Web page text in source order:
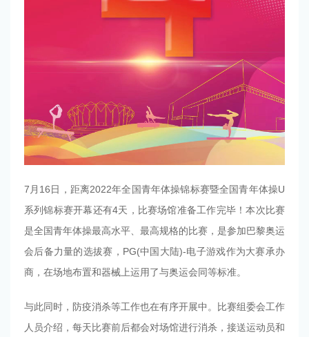
7月16日，距离2022年全国青年体操锦标赛暨全国青年体操U
系列锦标赛开幕还有4天，比赛场馆准备工作完毕！本次比赛
是全国青年体操最高水平、最高规格的比赛，是参加巴黎奥运
会后备力量的选拔赛，PG(中国大陆)-电子游戏作为大赛承办
商，在场地布置和器械上运用了与奥运会同等标准。
与此同时，防疫消杀等工作也在有序开展中。比赛组委会工作
人员介绍，每天比赛前后都会对场馆进行消杀，接送运动员和